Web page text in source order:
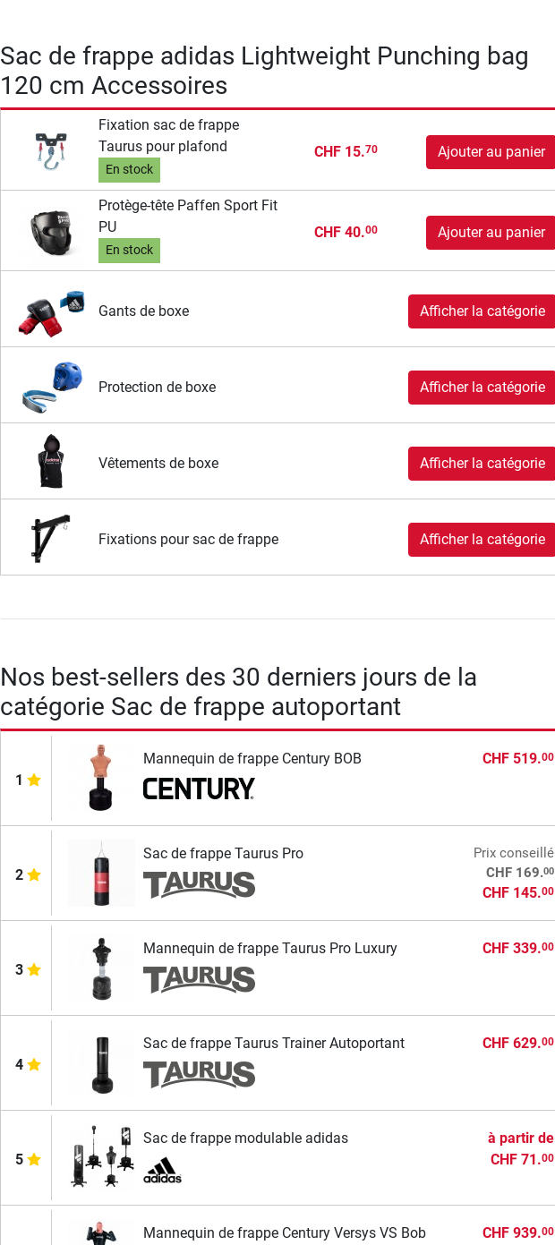
Sac de frappe adidas Lightweight Punching bag
120 cm Accessoires
Fixation sac de frappe
Taurus pour plafond
En stock
CHF 15.70 Ajouter au panier
Protège-tête Paffen Sport Fit
PU
En stock
CHF 40.00 Ajouter au panier
Gants de boxe Afficher la catégorie
Protection de boxe Afficher la catégorie
Vêtements de boxe Afficher la catégorie
Fixations pour sac de frappe Afficher la catégorie
Nos best-sellers des 30 derniers jours de la
catégorie Sac de frappe autoportant
1
Mannequin de frappe Century BOB CHF 519.00
2
Sac de frappe Taurus Pro
Prix conseillé
CHF 169.00
CHF 145.00
3
Mannequin de frappe Taurus Pro Luxury CHF 339.00
4
Sac de frappe Taurus Trainer Autoportant CHF 629.00
5
Sac de frappe modulable adidas
à partir de
CHF 71.00
Mannequin de frappe Century Versys VS Bob CHF 939.00